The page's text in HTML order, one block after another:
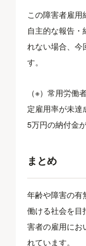
この障害者雇
自主的な報告・
れない場合、今
す。
（※）常用労働
定雇用率が未達
5万円の納付金
まとめ
年齢や障害の有
働ける社会を目
害者の雇用にお
れています。